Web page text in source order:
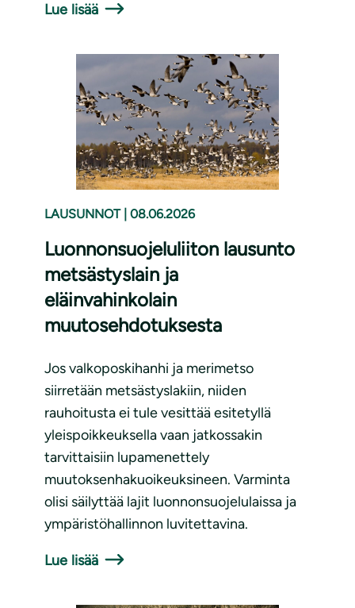
Lue lisää
LAUSUNNOT 08.06.2026
Luonnonsuojeluliiton lausunto
metsästyslain ja
eläinvahinkolain
muutosehdotuksesta
Jos valkoposkihanhi ja merimetso
siirretään metsästyslakiin, niiden
rauhoitusta ei tule vesittää esitetyllä
yleispoikkeuksella vaan jatkossakin
tarvittaisiin lupamenettely
muutoksenhakuoikeuksineen. Varminta
olisi säilyttää lajit luonnonsuojelulaissa ja
ympäristöhallinnon luvitettavina.
Lue lisää